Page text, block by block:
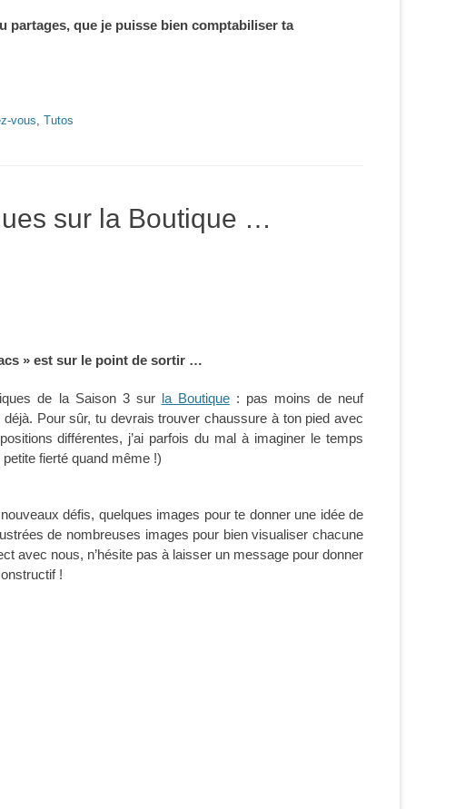
partages, que je puisse bien comptabiliser ta
vous, Tutos
sur la Boutique …
» est sur le point de sortir …
de la Saison 3 sur la Boutique: pas moins de neuf
Pour sûr, tu devrais trouver chaussure à ton pied avec
différentes, j’ai parfois du mal à imaginer le temps
fierté quand même !)
défis, quelques images pour te donner une idée de
de nombreuses images pour bien visualiser chacune
avec nous, n’hésite pas à laisser un message pour donner
!